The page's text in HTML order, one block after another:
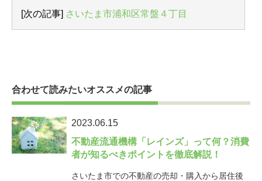
[次の記事] さいたま市浦和区常盤４丁目
合わせて読みたいオススメの記事
2023.06.15
不動産流通機構「レインズ」って何？消費
者が知るべきポイントを徹底解説！
さいたま市での不動産の売却・購入から居住後